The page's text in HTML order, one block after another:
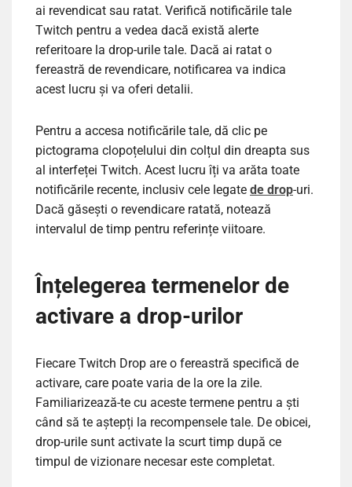
ai revendicat sau ratat. Verifică notificările tale
Twitch pentru a vedea dacă există alerte
referitoare la drop-urile tale. Dacă ai ratat o
fereastră de revendicare, notificarea va indica
acest lucru și va oferi detalii.
Pentru a accesa notificările tale, dă clic pe
pictograma clopoțelului din colțul din dreapta sus
al interfeței Twitch. Acest lucru îți va arăta toate
notificările recente, inclusiv cele legate de drop-uri.
Dacă găsești o revendicare ratată, notează
intervalul de timp pentru referințe viitoare.
Înțelegerea termenelor de
activare a drop-urilor
Fiecare Twitch Drop are o fereastră specifică de
activare, care poate varia de la ore la zile.
Familiarizează-te cu aceste termene pentru a ști
când să te aștepți la recompensele tale. De obicei,
drop-urile sunt activate la scurt timp după ce
timpul de vizionare necesar este completat.